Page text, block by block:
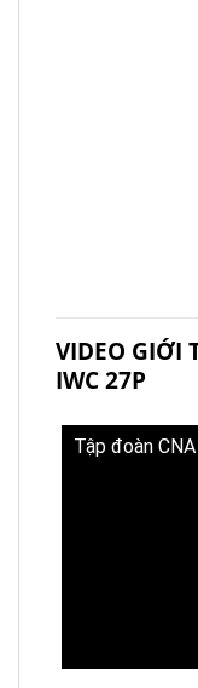
VIDEO GIỚI
IWC 27P
Tập đoàn